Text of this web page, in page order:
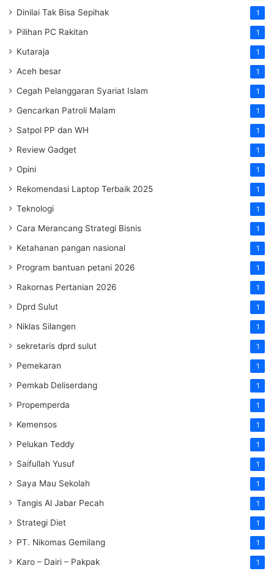
Dinilai Tak Bisa Sepihak 1
Pilihan PC Rakitan 1
Kutaraja 1
Aceh besar 1
Cegah Pelanggaran Syariat Islam 1
Gencarkan Patroli Malam 1
Satpol PP dan WH 1
Review Gadget 1
Opini 1
Rekomendasi Laptop Terbaik 2025 1
Teknologi 1
Cara Merancang Strategi Bisnis 1
Ketahanan pangan nasional 1
Program bantuan petani 2026 1
Rakornas Pertanian 2026 1
Dprd Sulut 1
Niklas Silangen 1
sekretaris dprd sulut 1
Pemekaran 1
Pemkab Deliserdang 1
Propemperda 1
Kemensos 1
Pelukan Teddy 1
Saifullah Yusuf 1
Saya Mau Sekolah 1
Tangis Al Jabar Pecah 1
Strategi Diet 1
PT. Nikomas Gemilang 1
Karo – Dairi – Pakpak 1